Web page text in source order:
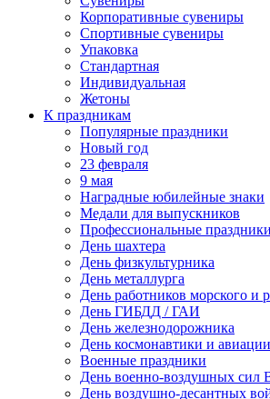
Корпоративные сувениры
Спортивные сувениры
Упаковка
Стандартная
Индивидуальная
Жетоны
К праздникам
Популярные праздники
Новый год
23 февраля
9 мая
Наградные юбилейные знаки
Медали для выпускников
Профессиональные праздники
День шахтера
День физкультурника
День металлурга
День работников морского и
День ГИБДД / ГАИ
День железнодорожника
День космонавтики и авиации
Военные праздники
День военно-воздушных сил
День воздушно-десантных